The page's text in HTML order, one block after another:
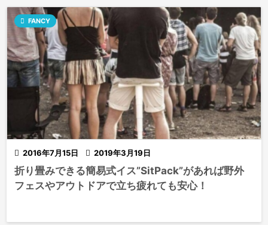
 2016年7月15日  2019年3月19日
 FANCY
折り畳みできる簡易式イス”SitPack”があれば野外
フェスやアウトドアで立ち疲れても安心！